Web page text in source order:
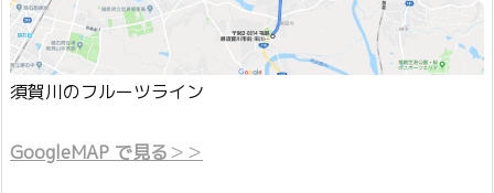
須賀川のフルーツライン
GoogleMAP で見る ＞＞